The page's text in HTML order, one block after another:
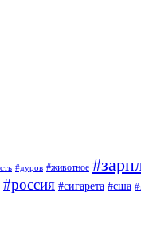
#дуров #животное
#россия #сигарета #сша